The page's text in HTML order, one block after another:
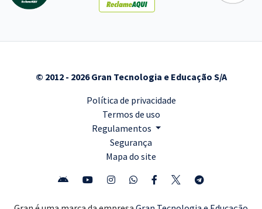
© 2012 - 2026 Gran Tecnologia e Educação S/A
Política de privacidade
Termos de uso
Regulamentos
Segurança
Mapa do site